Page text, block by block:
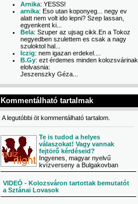
Arnika: YESSS!
arnika: Eso utan koponyeg... negy ev
alatt nem volt ido lepni? Szep lassan,
egyenkent ki...
Bela: Szuper az ujsag cikk.En a Tokoz
negyedben szulettem es csak a nagy
szuloktol hal...
Iczig: nem igazan erdekel....
B.Gy: ezt érdemes minden kolozsvárinak
elolvasnia:
Jeszenszky Géza...
Kommentálható tartalmak
A legutóbbi öt kommentálható tartalom.
Te is tudod a helyes
válaszokat! Vagy vannak
fejtörő kérdéseid?
Ingyenes, magyar nyelvű
kvízverseny a Bulgakovban
VIDEÓ - Kolozsváron tartottak bemutatót
a Sztánai Lovasok